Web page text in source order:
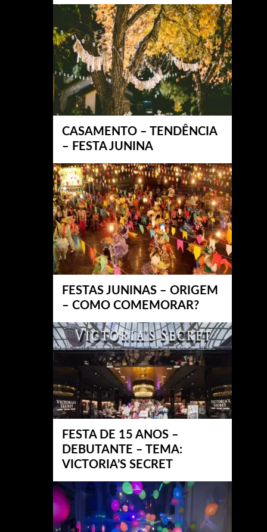
CASAMENTO – TENDÊNCIA
– FESTA JUNINA
FESTAS JUNINAS – ORIGEM
– COMO COMEMORAR?
FESTA DE 15 ANOS –
DEBUTANTE – TEMA:
VICTORIA’S SECRET